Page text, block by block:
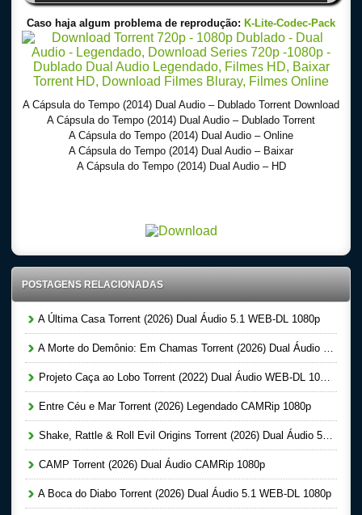
Caso haja algum problema de reprodução: K-Lite-Codec-Pack
A Cápsula do Tempo (2014) Dual Audio – Dublado Torrent Download
A Cápsula do Tempo (2014) Dual Audio – Dublado Torrent
A Cápsula do Tempo (2014) Dual Audio – Online
A Cápsula do Tempo (2014) Dual Audio – Baixar
A Cápsula do Tempo (2014) Dual Audio – HD
POSTAGENS RELACIONADAS
A Última Casa Torrent (2026) Dual Áudio 5.1 WEB-DL 1080p
A Morte do Demônio: Em Chamas Torrent (2026) Dual Áudio WEB-DL 720p | 1080p
Projeto Caça ao Lobo Torrent (2022) Dual Áudio WEB-DL 1080p
Entre Céu e Mar Torrent (2026) Legendado CAMRip 1080p
Shake, Rattle & Roll Evil Origins Torrent (2026) Dual Áudio 5.1 WEB-DL 1080p
CAMP Torrent (2026) Dual Áudio CAMRip 1080p
A Boca do Diabo Torrent (2026) Dual Áudio 5.1 WEB-DL 1080p